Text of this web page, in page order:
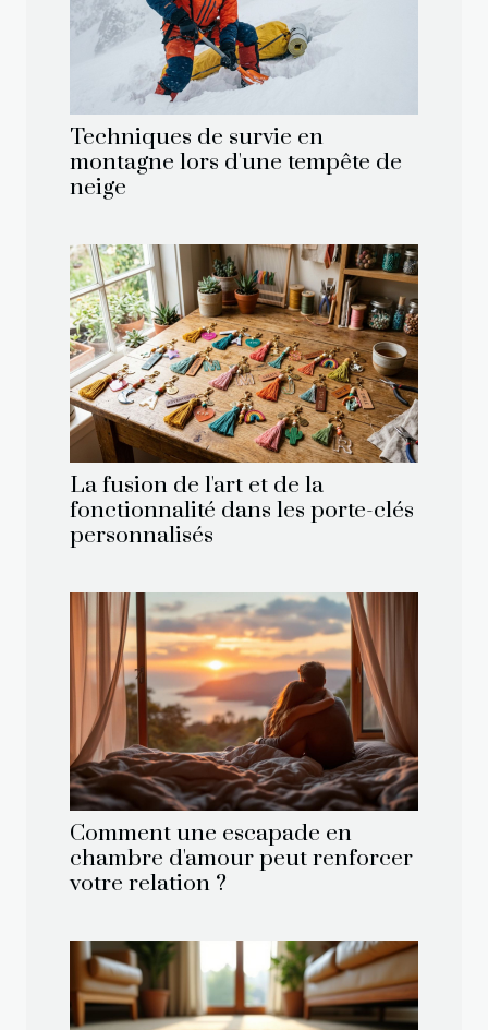
Techniques de survie en
montagne lors d'une tempête de
neige
La fusion de l'art et de la
fonctionnalité dans les porte-clés
personnalisés
Comment une escapade en
chambre d'amour peut renforcer
votre relation ?